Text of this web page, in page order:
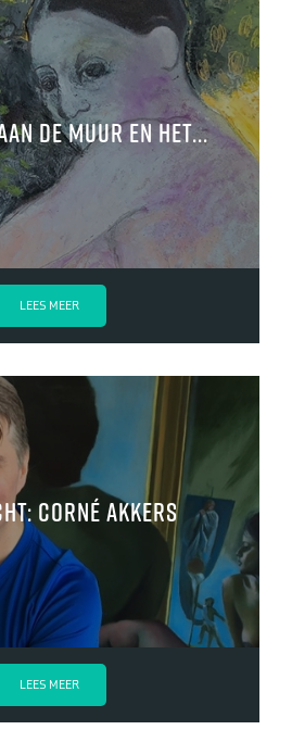
de muur en het...
LEES MEER
Corné Akkers
LEES MEER